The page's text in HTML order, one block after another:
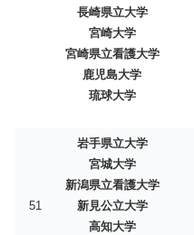
長崎県立大学
宮崎大学
宮崎県立看護大学
鹿児島大学
琉球大学
51
岩手県立大学
宮城大学
新潟県立看護大学
新見公立大学
高知大学